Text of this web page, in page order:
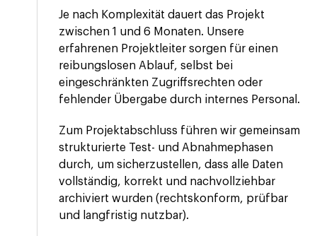
Je nach Komplexität dauert das Projekt
zwischen 1 und 6 Monaten. Unsere
erfahrenen Projektleiter sorgen für einen
reibungslosen Ablauf, selbst bei
eingeschränkten Zugriffsrechten oder
fehlender Übergabe durch internes Personal.
Zum Projektabschluss führen wir gemeinsam
strukturierte Test- und Abnahmephasen
durch, um sicherzustellen, dass alle Daten
vollständig, korrekt und nachvollziehbar
archiviert wurden (rechtskonform, prüfbar
und langfristig nutzbar).